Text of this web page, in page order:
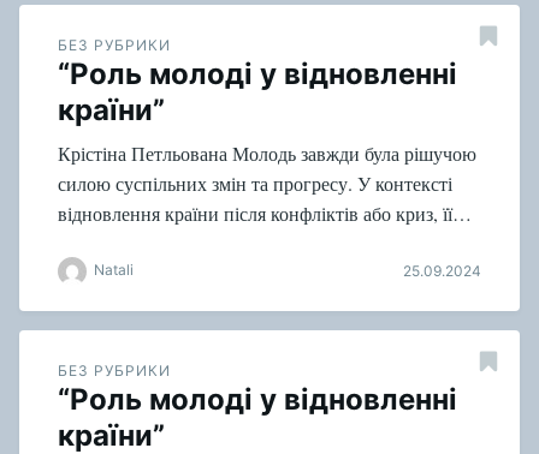
БЕЗ РУБРИКИ
“Роль молоді у відновленні
країни”
Крістіна Петльована Молодь завжди була рішучою
силою суспільних змін та прогресу. У контексті
відновлення країни після конфліктів або криз, її…
Natali 25.09.2024
БЕЗ РУБРИКИ
“Роль молоді у відновленні
країни”